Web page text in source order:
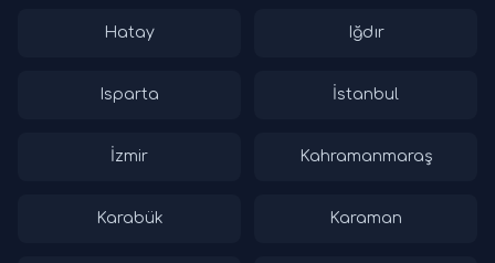
Hatay Iğdır
Isparta İstanbul
İzmir Kahramanmaraş
Karabük Karaman